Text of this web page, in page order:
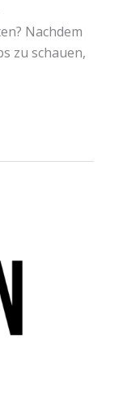
Nachdem
zu schauen,